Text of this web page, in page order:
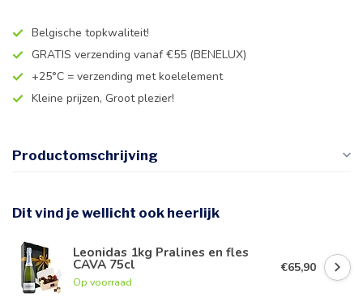
Belgische topkwaliteit!
GRATIS verzending vanaf €55 (BENELUX)
+25°C = verzending met koelelement
Kleine prijzen, Groot plezier!
Productomschrijving
Dit vind je wellicht ook heerlijk
Leonidas 1kg Pralines en fles
CAVA 75cl
Op voorraad
€65,90